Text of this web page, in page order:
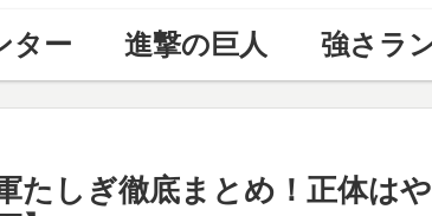
ター 進撃の巨人 強さラ
たしぎ徹底まとめ！正体は